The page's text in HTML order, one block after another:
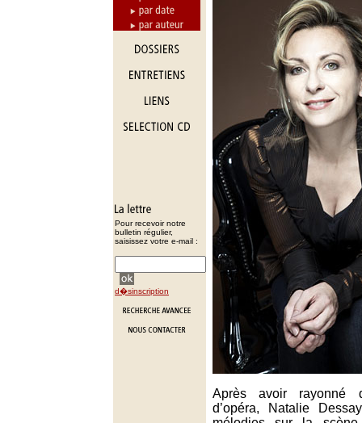
Pour recevoir notre
bulletin régulier,
saisissez votre e-mail :
d�sinscription
Après avoir rayonné
d’opéra, Natalie